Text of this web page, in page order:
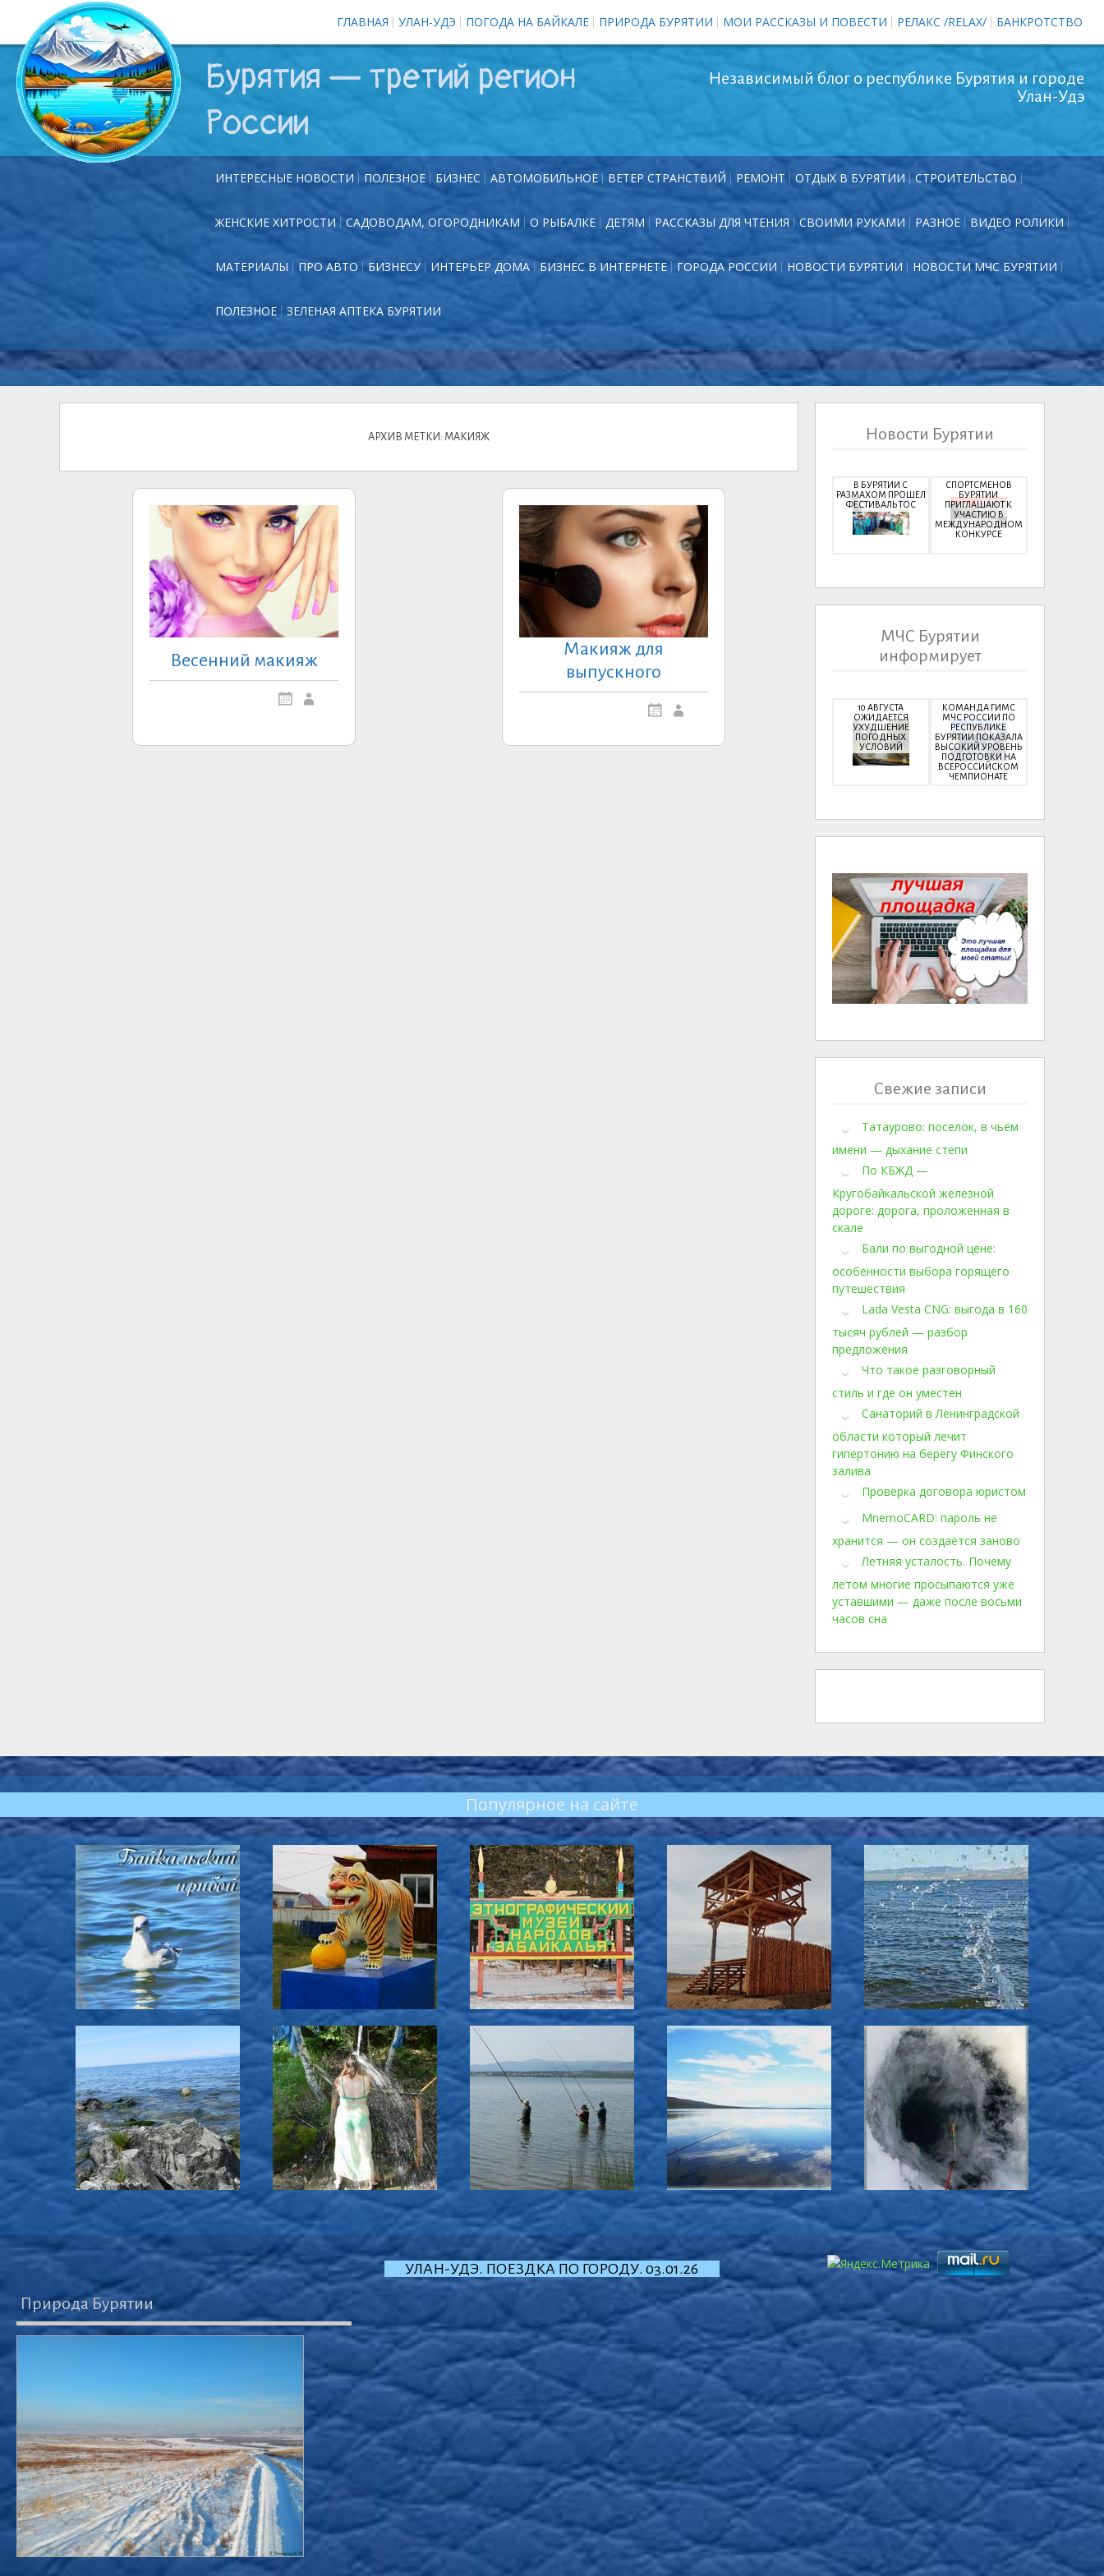
ГЛАВНАЯ УЛАН-УДЭ ПОГОДА НА БАЙКАЛЕ ПРИРОДА БУРЯТИИ МОИ РАССКАЗЫ И ПОВЕСТИ РЕЛАКС /RELAX/ БАНКРОТСТВО
Бурятия — третий регион
России
Независимый блог о республике Бурятия и городе
Улан-Удэ
ИНТЕРЕСНЫЕ НОВОСТИ ПОЛЕЗНОЕ БИЗНЕС АВТОМОБИЛЬНОЕ ВЕТЕР СТРАНСТВИЙ РЕМОНТ ОТДЫХ В БУРЯТИИ СТРОИТЕЛЬСТВО
ЖЕНСКИЕ ХИТРОСТИ САДОВОДАМ, ОГОРОДНИКАМ О РЫБАЛКЕ ДЕТЯМ РАССКАЗЫ ДЛЯ ЧТЕНИЯ СВОИМИ РУКАМИ РАЗНОЕ ВИДЕО РОЛИКИ
МАТЕРИАЛЫ ПРО АВТО БИЗНЕСУ ИНТЕРЬЕР ДОМА БИЗНЕС В ИНТЕРНЕТЕ ГОРОДА РОССИИ НОВОСТИ БУРЯТИИ НОВОСТИ МЧС БУРЯТИИ
ПОЛЕЗНОЕ ЗЕЛЕНАЯ АПТЕКА БУРЯТИИ
АРХИВ МЕТКИ: МАКИЯЖ
Весенний макияж
Макияж для
выпускного
Новости Бурятии
В БУРЯТИИ С
РАЗМАХОМ ПРОШЕЛ
ФЕСТИВАЛЬ ТОС
СПОРТСМЕНОВ
БУРЯТИИ
ПРИГЛАШАЮТ К
УЧАСТИЮ В
МЕЖДУНАРОДНОМ
КОНКУРСЕ
МЧС Бурятии
информирует
10 АВГУСТА
ОЖИДАЕТСЯ
УХУДШЕНИЕ
ПОГОДНЫХ
УСЛОВИЙ
КОМАНДА ГИМС
МЧС РОССИИ ПО
РЕСПУБЛИКЕ
БУРЯТИИ ПОКАЗАЛА
ВЫСОКИЙ УРОВЕНЬ
ПОДГОТОВКИ НА
ВСЕРОССИЙСКОМ
ЧЕМПИОНАТЕ
Свежие записи
Татаурово: поселок, в чьём
имени — дыхание степи
По КБЖД —
Кругобайкальской железной
дороге: дорога, проложенная в
скале
Бали по выгодной цене:
особенности выбора горящего
путешествия
Lada Vesta CNG: выгода в 160
тысяч рублей — разбор
предложения
Что такое разговорный
стиль и где он уместен
Санаторий в Ленинградской
области который лечит
гипертонию на берегу Финского
залива
Проверка договора юристом
MnemoCARD: пароль не
хранится — он создаётся заново
Летняя усталость. Почему
летом многие просыпаются уже
уставшими — даже после восьми
часов сна
Популярное на сайте
Природа Бурятии
УЛАН-УДЭ. ПОЕЗДКА ПО ГОРОДУ. 03.01.26